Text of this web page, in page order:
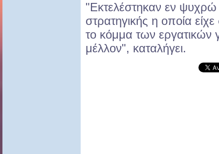
"Εκτελέστηκαν εν ψυχρώ
στρατηγικής η οποία
το κόμμα των εργατικών
μέλλον", καταλήγει.